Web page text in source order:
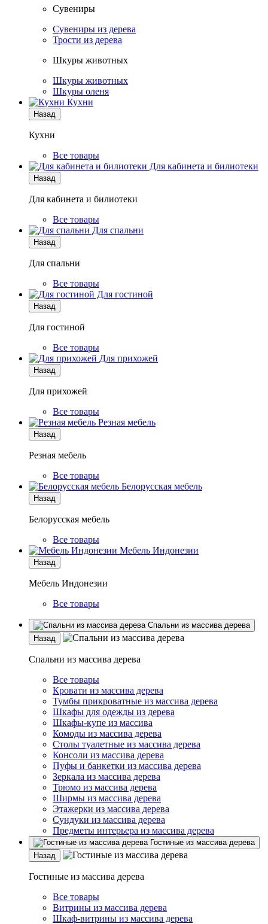
Сувениры
Сувениры из дерева
Трости из дерева
Шкуры животных
Шкуры животных
Шкуры оленя
Кухни
Назад
Кухни
Все товары
Для кабинета и билиотеки
Назад
Для кабинета и билиотеки
Все товары
Для спальни
Назад
Для спальни
Все товары
Для гостиной
Назад
Для гостиной
Все товары
Для прихожей
Назад
Для прихожей
Все товары
Резная мебель
Назад
Резная мебель
Все товары
Белорусская мебель
Назад
Белорусская мебель
Все товары
Мебель Индонезии
Назад
Мебель Индонезии
Все товары
Спальни из массива дерева
Назад
Спальни из массива дерева
Все товары
Кровати из массива дерева
Тумбы прикроватные из массива дерева
Шкафы для одежды из дерева
Шкафы-купе из массива
Комоды из массива дерева
Столы туалетные из массива дерева
Консоли из массива дерева
Пуфы и банкетки из массива дерева
Зеркала из массива дерева
Трюмо из массива дерева
Ширмы из массива дерева
Этажерки из массива дерева
Сундуки из массива дерева
Предметы интерьера из массива дерева
Гостиные из массива дерева
Назад
Гостиные из массива дерева
Все товары
Витрины из массива дерева
Шкаф-витрины из массива дерева